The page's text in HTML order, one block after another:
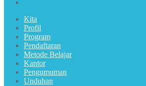
Kita
Profil
Program
Pendaftaran
Metode Belajar
Kantor
Pengumuman
Unduhan